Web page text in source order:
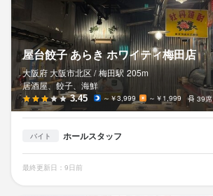
屋台餃子 あらき ホワイティ梅田店
大阪府 大阪市北区 / 梅田駅 205m
居酒屋、餃子、海鮮
3.45 ～￥3,999 ～￥1,999 39席
バイト ホールスタッフ
最終更新日：9日前